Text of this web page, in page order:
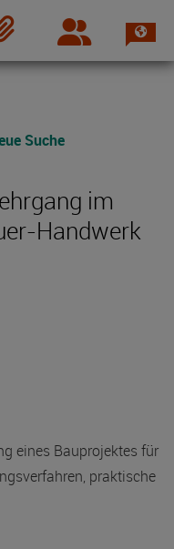
Login
Suche
im
Handwerk
eines Bauprojektes für
praktische